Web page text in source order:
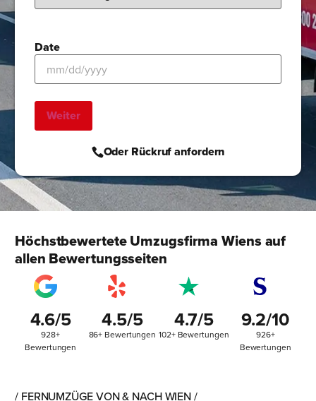
Date
Oder Rückruf anfordern
Höchstbewertete Umzugsfirma Wiens auf
allen Bewertungsseiten
4.6/5
928+
Bewertungen
4.5/5
86+ Bewertungen
4.7/5
102+ Bewertungen
9.2/10
926+
Bewertungen
/ FERNUMZÜGE VON & NACH WIEN /